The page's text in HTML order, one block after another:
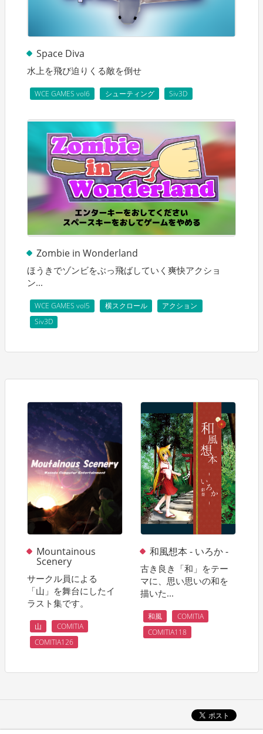
Space Diva
水上を飛び迫りくる敵を倒せ
WCE GAMES vol6 シューティング Siv3D
Zombie in Wonderland
ほうきでゾンビをぶっ飛ばしていく爽快アクショ
ン...
WCE GAMES vol5 横スクロール
アクション
Siv3D
Mountainous
Scenery
サークル員による
「山」を舞台にしたイ
ラスト集です。
山
COMITIA
COMITIA126
和風想本 - いろか -
古き良き「和」をテー
マに、思い思いの和を
描いた...
和風
COMITIA
COMITIA118